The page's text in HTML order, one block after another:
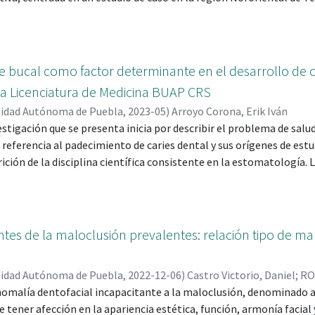
para aplicarlo. Se identifican cambios en la alimentación
con la alimentación y las mejoras que, desde su
y la alimentación de los aprendientes. El objetivo general es,
escolar de la Escuela Primaria Bilingüe “Lic. Guillermo
del Eje Articulador Vida Saludable, tomando en cuenta la
bucal como factor determinante en el desarrollo de
Licenciatura de Medicina BUAP CRS
Autónoma de Puebla, 2023-05) Arroyo Corona, Erik Iván
que se presenta inicia por describir el problema de
al padecimiento de caries dental y sus orígenes de
de la disciplina científica consistente en la estomatología.
de caries dental entre los mismos. La metodología utilizada
carácter observacional-transversal con enfoque mixto al
de recolección de datos”.
de la maloclusión prevalentes: relación tipo de
Autónoma de Puebla, 2022-12-06) Castro Victorio, Daniel;
dentofacial incapacitante a la maloclusión, denominado
tener afección en la apariencia estética, función, armonía